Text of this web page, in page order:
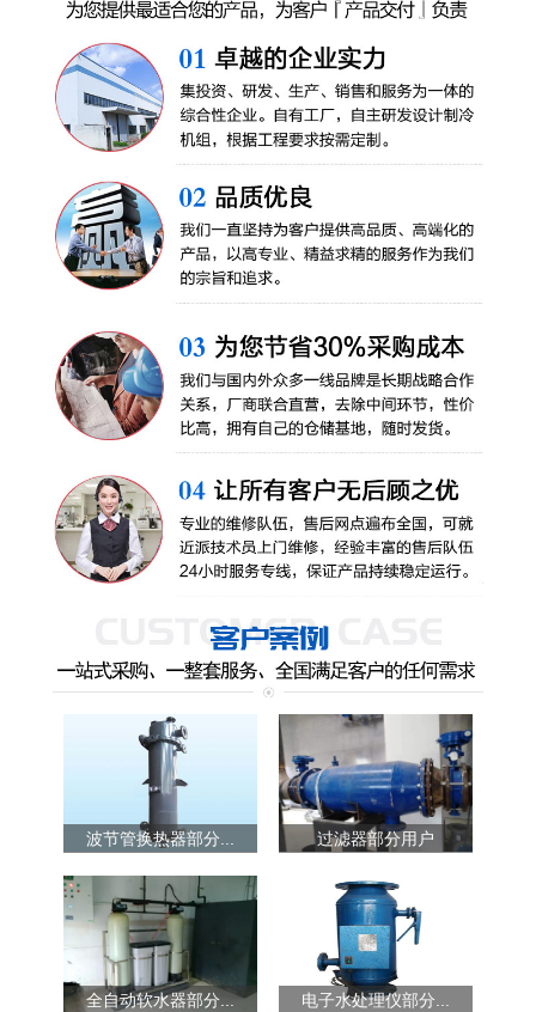
波节管换热器部分... 过滤器部分用户
全自动软水器部分... 电子水处理仪部分...